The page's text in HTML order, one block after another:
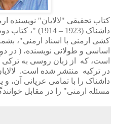
کتاب تحقیقی "لالایان" نویسنده
داشناک (1923 –
کشی ارمنی با اسناد ارمنی"،
اساسی و طولانی نویسنده، ( در
است، که
از زبان روسی به ترکی
در ترکیه منتشر شده است.
داشناک را با تمامی عریانی آن،
مسئله ارمنی" را در مقابل